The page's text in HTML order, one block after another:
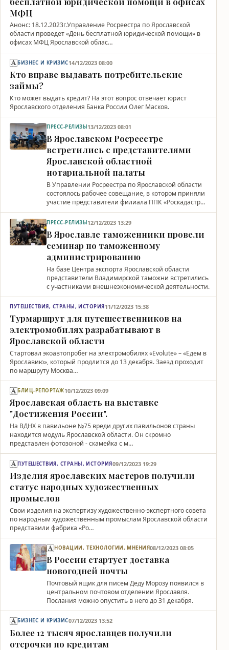
МФЦ
Анонс: 18.12.2023г.Управление Росреестра по Ярославской
области проведет «День бесплатной юридической помощи» в
офисах МФЦ Ярославской облас…
БИЗНЕС И КРИЗИС14/12/2023 08:00
Кто вправе выдавать потребительские
займы?
Кто может выдать кредит? На этот вопрос отвечает юрист
Ярославского отделения Банка России Олег Масков.
ПРЕСС-РЕЛИЗЫ 13/12/2023 08:01
В Ярославском Росреестре
встретились с представителями
Ярославской областной
нотариальной палаты
В Управлении Росреестра по Ярославской области
состоялось рабочее совещание, в котором приняли
участие представители филиала ППК «Роскадастр…
ПРЕСС-РЕЛИЗЫ12/12/2023 13:29
В Ярославле таможенники провели
семинар по таможенному
администрированию
На базе Центра экспорта Ярославской области
представители Владимирской таможни встретились
с участниками внешнеэкономической деятельности.
ПУТЕШЕСТВИЯ, СТРАНЫ, ИСТОРИЯ11/12/2023 15:38
Турмаршрут для путешественников на
электромобилях разрабатывают в
Ярославской области
Стартовал экоавтопробег на электромобилях «Evolute» – «Едем в
Ярославию», который продлится до 13 декабря. Заезд проходит
по маршруту Москва…
БЛИЦ-РЕПОРТАЖ10/12/2023 09:09
Ярославская область на выставке
"Достижения России".
На ВДНХ в павильоне №75 вреди других павильонов страны
находится модуль Ярославской области. Он скромно
представлен фотозоной - скамейка с м…
ПУТЕШЕСТВИЯ, СТРАНЫ, ИСТОРИЯ09/12/2023 19:29
Изделия ярославских мастеров получили
статус народных художественных
промыслов
Свои изделия на экспертизу художественно-экспертного совета
по народным художественным промыслам Ярославской области
представили фабрика «Ро…
НОВАЦИИ, ТЕХНОЛОГИИ, МНЕНИЯ08/12/2023 08:05
В России стартует доставка
новогодней почты
Почтовый ящик для писем Деду Морозу появился в
центральном почтовом отделении Ярославля.
Послания можно опустить в него до 31 декабря.
БИЗНЕС И КРИЗИС07/12/2023 13:52
Более 12 тысяч ярославцев получили
отсрочки по кредитам